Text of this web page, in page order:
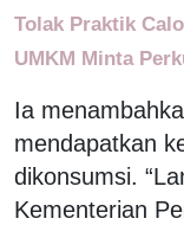
Tolak Praktik
UMKM Minta
Ia
mendapatkan
dikonsumsi.
Kementerian